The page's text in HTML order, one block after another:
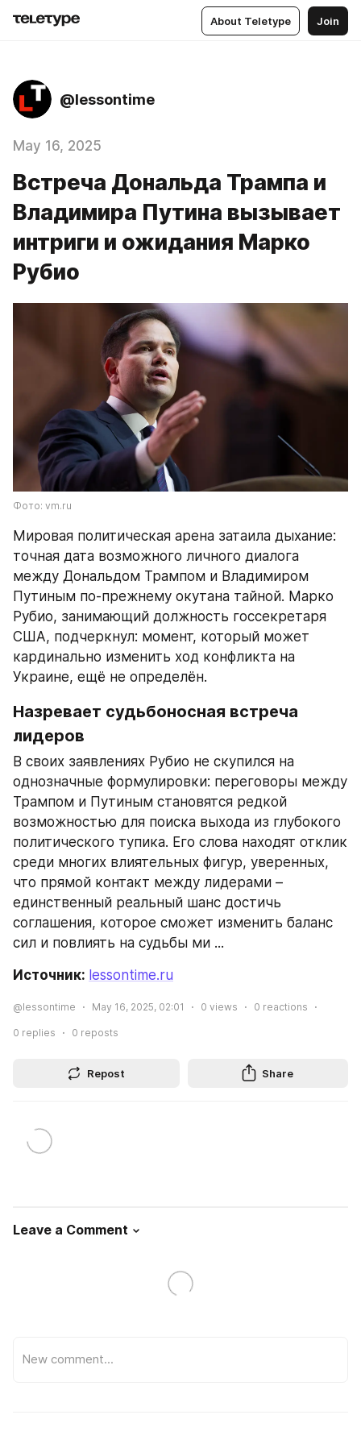
About Teletype Join
@lessontime
May 16, 2025
Встреча Дональда Трампа и
Владимира Путина вызывает
интриги и ожидания Марко
Рубио
Фото: vm.ru
Мировая политическая арена затаила дыхание:
точная дата возможного личного диалога
между Дональдом Трампом и Владимиром
Путиным по-прежнему окутана тайной. Марко
Рубио, занимающий должность госсекретаря
США, подчеркнул: момент, который может
кардинально изменить ход конфликта на
Украине, ещё не определён.
Назревает судьбоносная встреча
лидеров
В своих заявлениях Рубио не скупился на
однозначные формулировки: переговоры между
Трампом и Путиным становятся редкой
возможностью для поиска выхода из глубокого
политического тупика. Его слова находят отклик
среди многих влиятельных фигур, уверенных,
что прямой контакт между лидерами –
единственный реальный шанс достичь
соглашения, которое сможет изменить баланс
сил и повлиять на судьбы ми ...
Источник: lessontime.ru
@lessontime May 16, 2025, 02:01 0 views 0 reactions
0 replies 0 reposts
Repost Share
Leave a Comment